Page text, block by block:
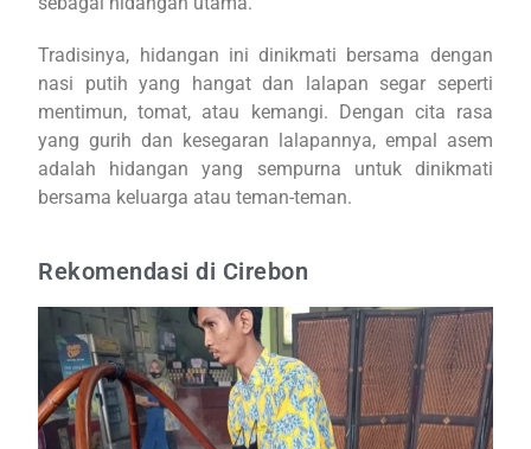
Tradisinya, hidangan ini dinikmati bersama dengan
nasi putih yang hangat dan lalapan segar seperti
mentimun, tomat, atau kemangi. Dengan cita rasa
yang gurih dan kesegaran lalapannya, empal asem
adalah hidangan yang sempurna untuk dinikmati
bersama keluarga atau teman-teman.
Rekomendasi di Cirebon